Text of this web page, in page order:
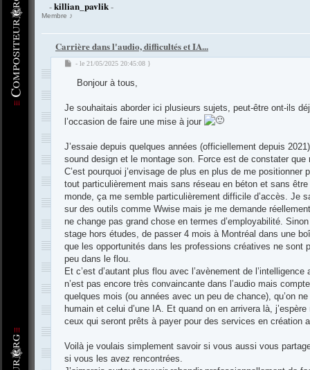
-killian_pavlik-
Membre ♪
Carrière dans l'audio, difficultés et IA...
M
e
- le 21/05/2025 20:45:08 }
Bonjour à tous,
Je souhaitais aborder ici plusieurs sujets, peut-être ont-ils
l’occasion de faire une mise à jour
J’essaie depuis quelques années (officiellement depuis
sound design et le montage son. Force est de constater
C’est pourquoi j’envisage de plus en plus de me
tout particulièrement mais sans réseau en béton et sans
monde, ça me semble particulièrement difficile d’accès. Je
sur des outils comme Wwise mais je me demande
ne change pas grand chose en termes d’employabilité.
stage hors études, de passer 4 mois à Montréal dans une
que les opportunités dans les professions créatives ne sont
peu dans le flou.
Et c’est d’autant plus flou avec l’avènement de
n’est pas encore très convaincante dans l’audio mais
quelques mois (ou années avec un peu de chance), qu’on
humain et celui d’une IA. Et quand on en arrivera là,
ceux qui seront prêts à payer pour des services en création
Voilà je voulais simplement savoir si vous aussi vous
si vous les avez rencontrées.